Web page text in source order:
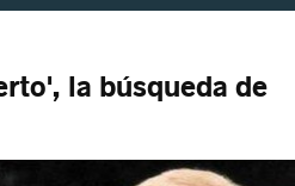
la búsqueda de